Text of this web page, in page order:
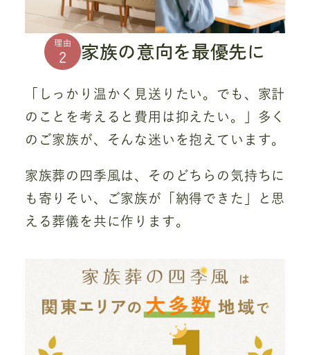
理由
2 家族の意向を最優先に
「しっかり温かく見送りたい。でも、家計
のことを考えると費用は抑えたい。」多く
のご家族が、そんな迷いを抱えています。
家族葬の四季風は、そのどちらの気持ちに
も寄りそい、ご家族が「納得できた」と思
える葬儀を共に作ります。